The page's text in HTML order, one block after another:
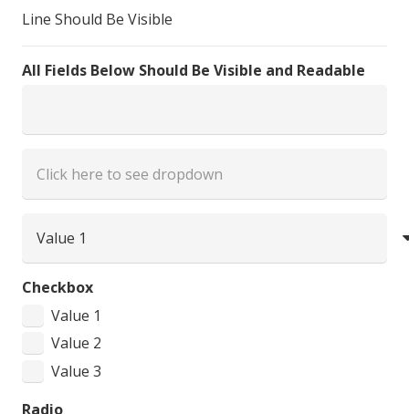
Line Should Be Visible
All Fields Below Should Be Visible and Readable
Checkbox
Value 1
Value 2
Value 3
Radio